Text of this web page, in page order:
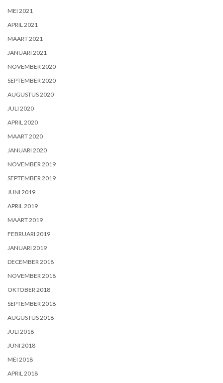
MEI 2021
APRIL 2021
MAART 2021
JANUARI 2021
NOVEMBER 2020
SEPTEMBER 2020
AUGUSTUS 2020
JULI 2020
APRIL 2020
MAART 2020
JANUARI 2020
NOVEMBER 2019
SEPTEMBER 2019
JUNI 2019
APRIL 2019
MAART 2019
FEBRUARI 2019
JANUARI 2019
DECEMBER 2018
NOVEMBER 2018
OKTOBER 2018
SEPTEMBER 2018
AUGUSTUS 2018
JULI 2018
JUNI 2018
MEI 2018
APRIL 2018